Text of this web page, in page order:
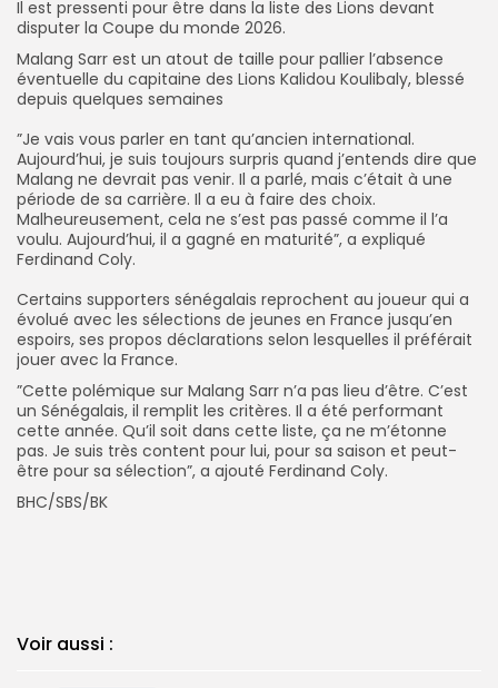
‎Il est pressenti pour être dans la liste des Lions devant
disputer la Coupe du monde 2026.
Malang Sarr est un atout de taille pour pallier l’absence
éventuelle du capitaine des Lions Kalidou Koulibaly, blessé
depuis quelques semaines
‎‎”Je vais vous parler en tant qu’ancien international.
Aujourd’hui, je suis toujours surpris quand j’entends dire que
Malang ne devrait pas venir. Il a parlé, mais c’était à une
période de sa carrière. Il a eu à faire des choix.
Malheureusement, cela ne s’est pas passé comme il l’a
voulu. Aujourd’hui, il a gagné en maturité”, a expliqué
Ferdinand Coly.
‎Certains supporters sénégalais reprochent au joueur qui a
évolué avec les sélections de jeunes en France jusqu’en
espoirs, ses propos déclarations selon lesquelles il préférait
jouer avec la France.
‎”Cette polémique sur Malang Sarr n’a pas lieu d’être. C’est
un Sénégalais, il remplit les critères. Il a été performant
cette année. Qu’il soit dans cette liste, ça ne m’étonne
pas. Je suis très content pour lui, pour sa saison et peut-
être pour sa sélection”, a ajouté Ferdinand Coly.
BHC/SBS/BK
Voir aussi :